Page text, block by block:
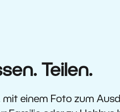
Teilen.
einem Foto zum